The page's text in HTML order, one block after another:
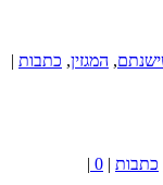
, המגזין, כתבות |
כתבות |
0
|